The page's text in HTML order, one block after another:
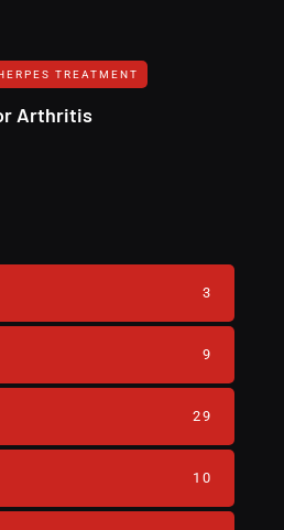
TREATMENT‎
Arthritis
3
9
29
10